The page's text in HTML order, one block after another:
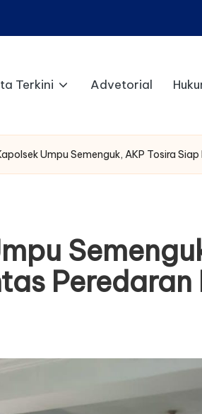
Terkini Advetorial
Umpu Semenguk, AKP Tosira